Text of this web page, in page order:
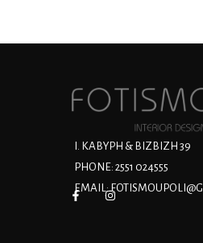
Ι. ΚΑΒΥΡΗ & ΒΙΖΒΙΖΗ 39
PHONE: 2551 024555
EMAIL: